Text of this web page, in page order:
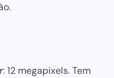
: 12 megapixels. Tem